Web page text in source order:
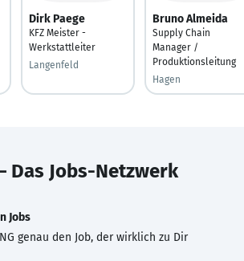
Dirk Paege
KFZ Meister -
Werkstattleiter
Langenfeld
Bruno Almeida
Supply Chain
Manager /
Produktionsleitung
Hagen
Das Jobs-Netzwerk
Jobs
genau den Job, der wirklich zu Dir